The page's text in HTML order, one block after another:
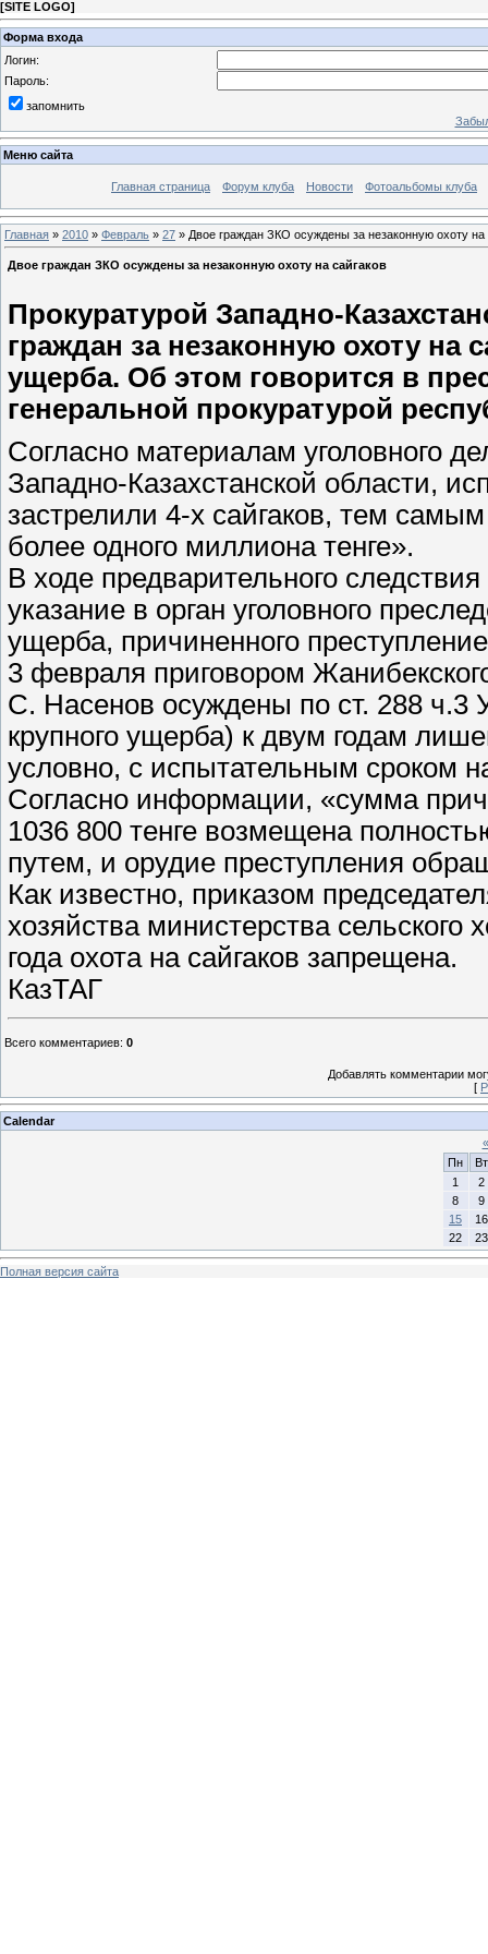
[SITE LOGO]
Форма входа
Логин:
Пароль:
запомнить
Меню сайта
Главная страница Форум клуба Новости Фотоальбомы клуба
Главная » 2010 » Февраль » 27 » Двое граждан ЗКО осуждены за незаконную охоту на
Двое граждан ЗКО осуждены за незаконную охоту на сайгаков
Прокуратурой Западно-
граждан за незаконную охоту на
ущерба. Об этом говорится в
генеральной прокуратурой
Согласно материалам уголовного
Западно-Казахстанской области,
застрелили 4-х сайгаков, тем
более одного миллиона тенге».
В ходе предварительного
указание в орган уголовного
ущерба, причиненного
3 февраля приговором
С. Насенов осуждены по ст. 288 ч.3
крупного ущерба) к двум годам
условно, с испытательным сроком
Согласно информации, «сумма
1036 800 тенге возмещена
путем, и орудие преступления
Как известно, приказом
хозяйства министерства
года охота на сайгаков запрещена.
КазТАГ
Всего комментариев: 0
Добавлять комментарии
[
Calendar
«
Пн
Вт
1
2
8
9
15
16
22
23
Полная версия сайта